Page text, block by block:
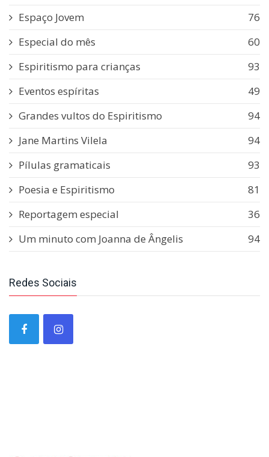
Espaço Jovem
76
Especial do mês
60
Espiritismo para crianças
93
Eventos espíritas
49
Grandes vultos do Espiritismo
94
Jane Martins Vilela
94
Pílulas gramaticais
93
Poesia e Espiritismo
81
Reportagem especial
36
Um minuto com Joanna de Ângelis
94
Redes Sociais